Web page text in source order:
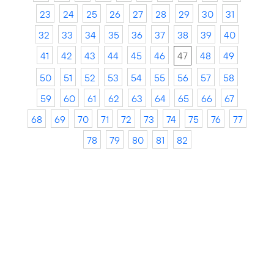
23
24 25 26 27 28 29 30
31
32
33 34 35 36 37 38 39
40
41
42 43 44 45 46 47 48
49
50
51 52 53 54 55 56 57
58
59
60 61 62 63 64 65 66
67
68
69 70 71 72 73 74 75 76
77
78
79 80 81 82